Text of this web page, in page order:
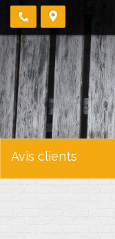
Avis clients